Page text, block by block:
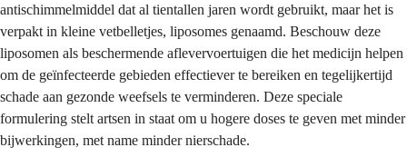
antischimmelmiddel dat al tientallen jaren wordt gebruikt, maar het is
verpakt in kleine vetbelletjes, liposomes genaamd. Beschouw deze
liposomen als beschermende aflevervoertuigen die het medicijn helpen
om de geïnfecteerde gebieden effectiever te bereiken en tegelijkertijd
schade aan gezonde weefsels te verminderen. Deze speciale
formulering stelt artsen in staat om u hogere doses te geven met minder
bijwerkingen, met name minder nierschade.